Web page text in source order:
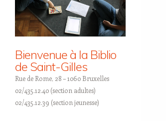
Bienvenue à la Biblio
de Saint-Gilles
Rue de Rome, 28 – 1060 Bruxelles
02/435.12.40 (section adultes)
02/435.12.39 (section jeunesse)